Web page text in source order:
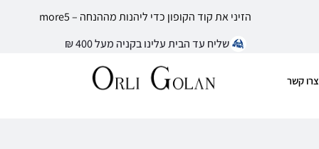
שליח עד הבית עלינו בקניה מעל 400 ₪
צרו קשר
הזיני את קוד הקופון כדי ליהנות מההנחה – more5